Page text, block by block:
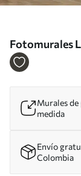
Fotomurales
Murales de
medida
Envío
Colombia